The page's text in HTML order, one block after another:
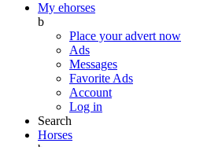
My ehorses
b
Place your advert now
Ads
Messages
Favorite Ads
Account
Log in
Search
Horses